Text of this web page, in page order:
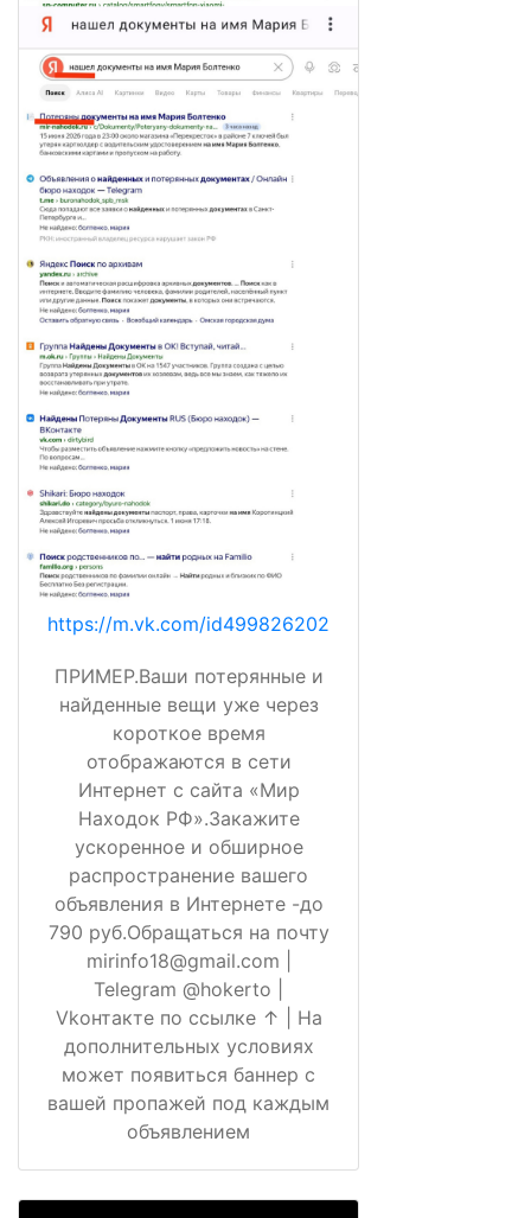
https://m.vk.com/id499826202
ПРИМЕР.Ваши потерянные и
найденные вещи уже через
короткое время
отображаются в сети
Интернет с сайта «Мир
Находок РФ».Закажите
ускоренное и обширное
распространение вашего
объявления в Интернете -до
790 руб.Обращаться на почту
mirinfo18@gmail.com |
Telegram @hokerto |
Vkонтакте по ссылке ↑ | На
дополнительных условиях
может появиться баннер с
вашей пропажей под каждым
объявлением